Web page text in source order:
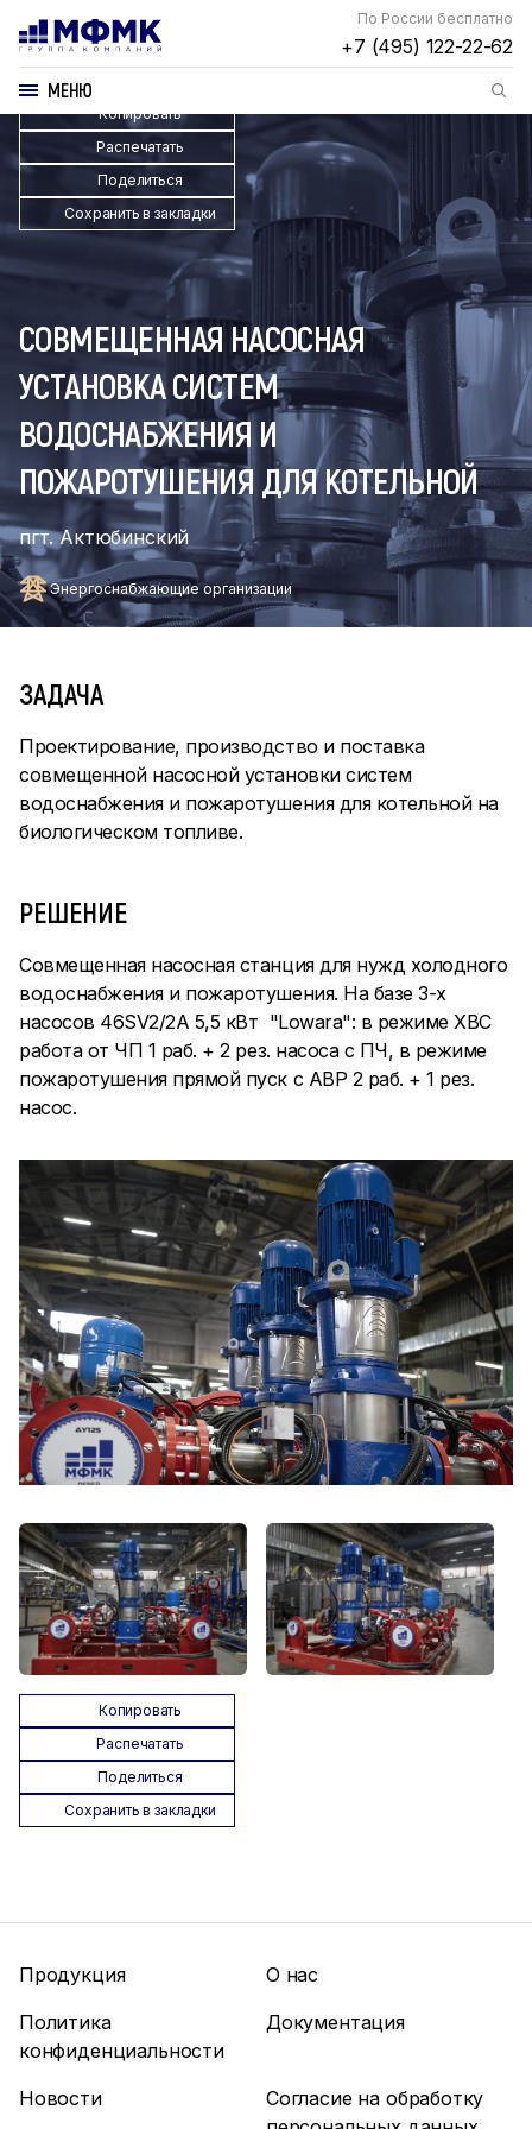
По России бесплатно
+7 (495) 122-22-62
МЕНЮ
Копировать
Распечатать
Поделиться
Сохранить в закладки
СОВМЕЩЕННАЯ НАСОСНАЯ
УСТАНОВКА СИСТЕМ
ВОДОСНАБЖЕНИЯ И
ПОЖАРОТУШЕНИЯ ДЛЯ КОТЕЛЬНОЙ
пгт. Актюбинский
Энергоснабжающие организации
ЗАДАЧА
Проектирование, производство и поставка
совмещенной насосной установки систем
водоснабжения и пожаротушения для котельной на
биологическом топливе.
РЕШЕНИЕ
Совмещенная насосная станция для нужд холодного
водоснабжения и пожаротушения. На базе 3-х
насосов 46SV2/2A 5,5 кВт "Lowara": в режиме ХВС
работа от ЧП 1 раб. + 2 рез. насоса c ПЧ, в режиме
пожаротушения прямой пуск с АВР 2 раб. + 1 рез.
насос.
Копировать
Распечатать
Поделиться
Сохранить в закладки
Продукция
О нас
Политика
конфиденциальности
Документация
Новости
Согласие на обработку